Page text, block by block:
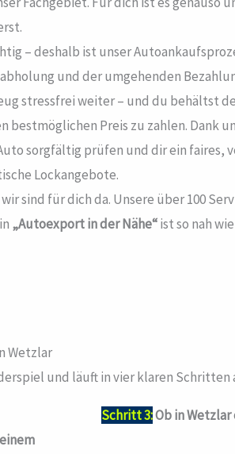
– deshalb ist unser
und der umgehenden
stressfrei weiter – und du behältst
bestmöglichen Preis zu zahlen. Dank
sorgfältig prüfen und dir ein faires,
Lockangebote.
sind für dich da. Unsere über 100
„Autoexport in der Nähe“ist so nah
Wetzlar
und läuft in vier klaren Schritten
Schritt 3:Ob in